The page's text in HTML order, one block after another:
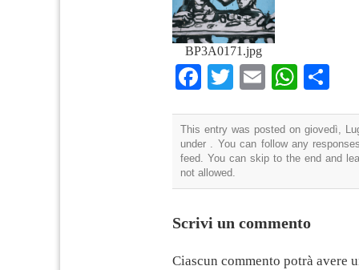
BP3A0171.jpg
Facebook
TwitterEmail
This entry was posted on giovedì,
under . You can follow any
feed. You can skip to the end and
not allowed.
Scrivi un commento
Ciascun commento potrà avere